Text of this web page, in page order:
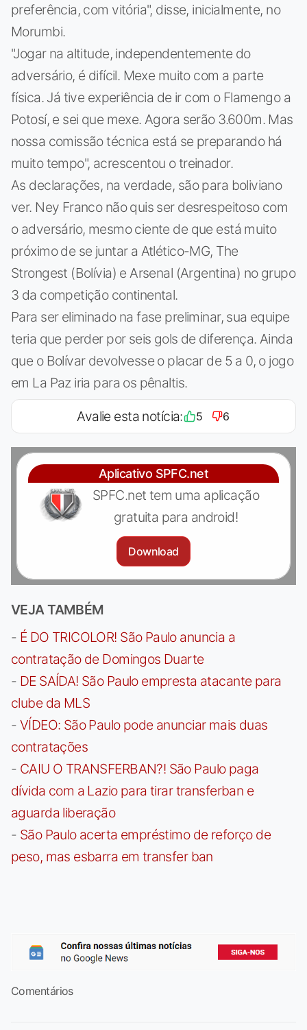
preferência, com vitória", disse, inicialmente, no
Morumbi.
"Jogar na altitude, independentemente do
adversário, é difícil. Mexe muito com a parte
física. Já tive experiência de ir com o Flamengo a
Potosí, e sei que mexe. Agora serão 3.600m. Mas
nossa comissão técnica está se preparando há
muito tempo", acrescentou o treinador.
As declarações, na verdade, são para boliviano
ver. Ney Franco não quis ser desrespeitoso com
o adversário, mesmo ciente de que está muito
próximo de se juntar a Atlético-MG, The
Strongest (Bolívia) e Arsenal (Argentina) no grupo
3 da competição continental.
Para ser eliminado na fase preliminar, sua equipe
teria que perder por seis gols de diferença. Ainda
que o Bolívar devolvesse o placar de 5 a 0, o jogo
em La Paz iria para os pênaltis.
Avalie esta notícia: 5 6
Aplicativo SPFC.net
SPFC.net tem uma aplicação
gratuita para android!
Download
VEJA TAMBÉM
- É DO TRICOLOR! São Paulo anuncia a
contratação de Domingos Duarte
- DE SAÍDA! São Paulo empresta atacante para
clube da MLS
- VÍDEO: São Paulo pode anunciar mais duas
contratações
- CAIU O TRANSFERBAN?! São Paulo paga
dívida com a Lazio para tirar transferban e
aguarda liberação
- São Paulo acerta empréstimo de reforço de
peso, mas esbarra em transfer ban
Comentários